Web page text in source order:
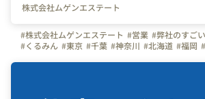
株式会社ムゲンエステート
#株式会社ムゲンエステート #営業 #弊社のすご
#くるみん #東京 #千葉 #神奈川 #北海道 #福岡